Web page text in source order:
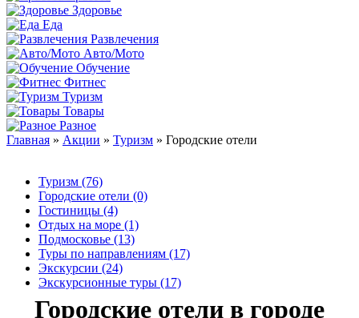
Здоровье
Еда
Развлечения
Авто/Мото
Обучение
Фитнес
Туризм
Товары
Разное
Главная » Акции » Туризм » Городские отели
Туризм (76)
Городские отели (0)
Гостиницы (4)
Отдых на море (1)
Подмосковье (13)
Туры по направлениям (17)
Экскурсии (24)
Экскурсионные туры (17)
Городские отели в городе